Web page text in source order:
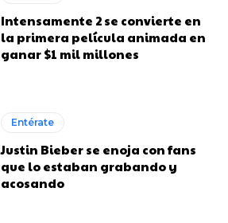
Intensamente 2 se convierte en
la primera película animada en
ganar $1 mil millones
Entérate
Justin Bieber se enoja con fans
que lo estaban grabando y
acosando